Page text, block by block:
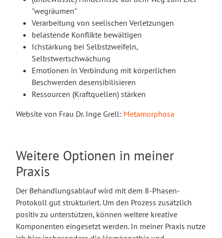
"wegräumen"
Verarbeitung von seelischen Verletzungen
belastende Konflikte bewältigen
Ichstärkung bei Selbstzweifeln,
Selbstwertschwächung
Emotionen in Verbindung mit körperlichen
Beschwerden desensibilisieren
Ressourcen (Kraftquellen) stärken
Website von Frau Dr. Inge Grell: Metamorphosa
Weitere Optionen in meiner
Praxis
Der Behandlungsablauf wird mit dem 8-Phasen-
Protokoll gut strukturiert. Um den Prozess zusätzlich
positiv zu unterstützen, können weitere kreative
Komponenten eingesetzt werden. In meiner Praxis nutze